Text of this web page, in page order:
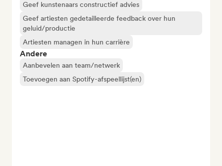
Geef kunstenaars constructief advies
Geef artiesten gedetailleerde feedback over hun
geluid/productie
Artiesten managen in hun carrière
Andere
Aanbevelen aan team/netwerk
Toevoegen aan Spotify-afspeellijst(en)